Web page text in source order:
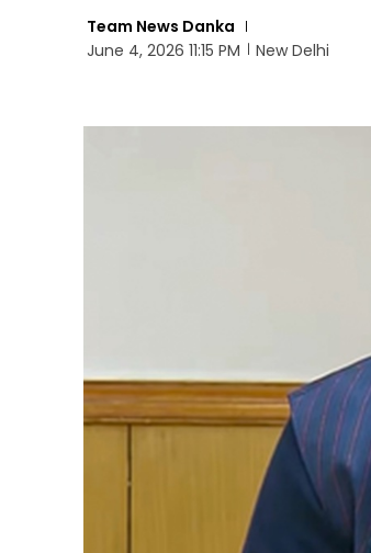
Team News Danka
June 4, 2026 11:15 PM
New Delhi